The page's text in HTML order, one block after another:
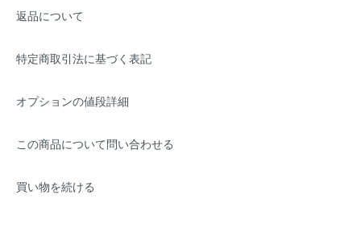
返品について
特定商取引法に基づく表記
オプションの値段詳細
この商品について問い合わせる
買い物を続ける